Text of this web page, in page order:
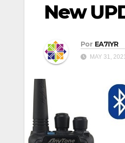
New
Por EA7IYR
MAY 31,